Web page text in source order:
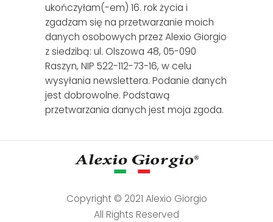
ukończyłam(-em) 16. rok życia i
zgadzam się na przetwarzanie moich
danych osobowych przez Alexio Giorgio
z siedzibą: ul. Olszowa 48, 05-090
Raszyn, NIP 522-112-73-16, w celu
wysyłania newslettera. Podanie danych
jest dobrowolne. Podstawą
przetwarzania danych jest moja zgoda.
Copyright © 2021 Alexio Giorgio
All Rights Reserved